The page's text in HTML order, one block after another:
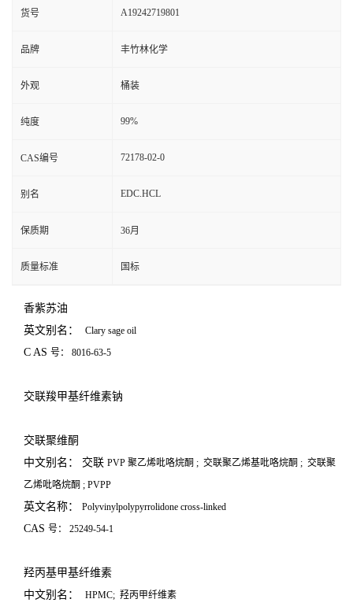
货号 A19242719801
品牌 丰竹林化学
外观 桶装
纯度 99%
CAS编号 72178-02-0
别名 EDC.HCL
保质期 36月
质量标准 国标
香紫苏油
英文别名： Clary sage oil
C AS 号： 8016-63-5
交联羧甲基纤维素钠
交联聚维酮
中文别名： 交联 PVP 聚乙烯吡咯烷酮 ; 交联聚乙烯基吡咯烷酮 ; 交联聚
乙烯吡咯烷酮 ; PVPP
英文名称： Polyvinylpolypyrrolidone cross-linked
CAS 号： 25249-54-1
羟丙基甲基纤维素
中文别名： HPMC; 羟丙甲纤维素